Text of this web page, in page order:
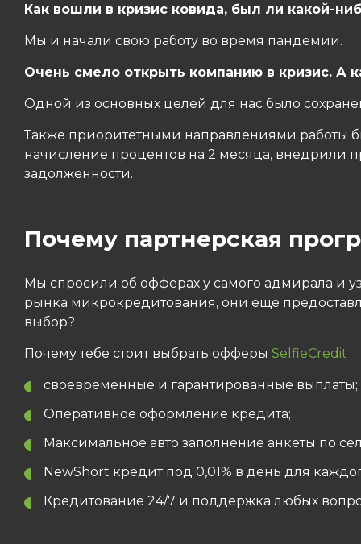
Как вошли в кризис ковида, был ли какой-
Мы и начали свою работу во время пандемии.
Очень смело открыть компанию в кризис. А
Одной из основных целей для нас было
Также приоритетными направлениями работы
начисление процентов на 2 месяца, внедрили
задолженности.
Почему партнерская
Мы спросили об офферах у самого адмирала и
рынка микрокредитования, они еще
выбор?
Почему тебе стоит выбрать офферы SelfieCredit :
своевременные и гарантированные выплаты;
Оперативное оформление кредита;
Максимальное авто заполнение анкеты по
NewShort кредит под 0,01% в день для
Кредитование 24/7 и поддержка любых